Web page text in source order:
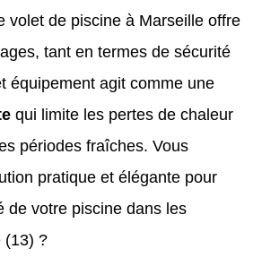
volet de piscine à Marseille offre
tant en termes de sécurité
équipement agit comme une
qui limite les pertes de chaleur
périodes fraîches. Vous
pratique et élégante pour
de votre piscine dans les
(13) ?